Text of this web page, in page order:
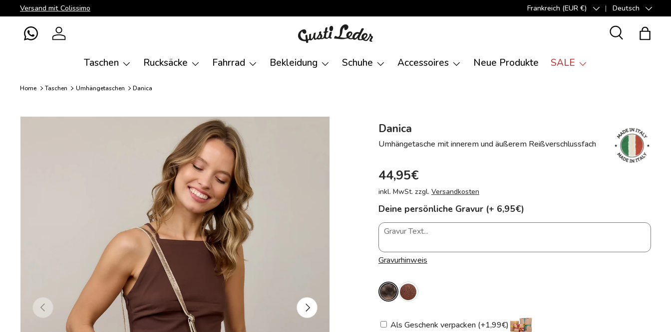
Direkt zum Inhalt
Versand mit Colissimo Land/Region
Frankreich (EUR €) SpracheDeutsch
WhatsAppEinloggen Suche
Taschen Rucksäcke Fahrrad Bekleidung Schuhe Accessoires Neue Produkte SALE
Home Taschen Umhängetaschen Danica
Vorherige Nächste
Danica
Umhängetasche mit innerem und äußerem Reißverschlussfach
44,95€
inkl. MwSt. zzgl. Versandkosten
Deine persönliche Gravur (+ 6,95€)
Gravurhinweis
Als Geschenk verpacken (+1,99€)